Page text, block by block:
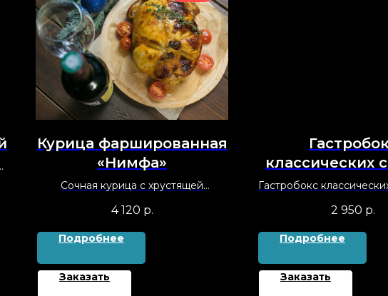
Курица фаршированная
«Нимфа»
Сочная курица с хрустящей
куриной печенью и блинами,
подается с помидорами черри
4 120 р.
Подробнее
Заказать
классических
Гастробокс
2 950 р.
Подробнее
Заказать